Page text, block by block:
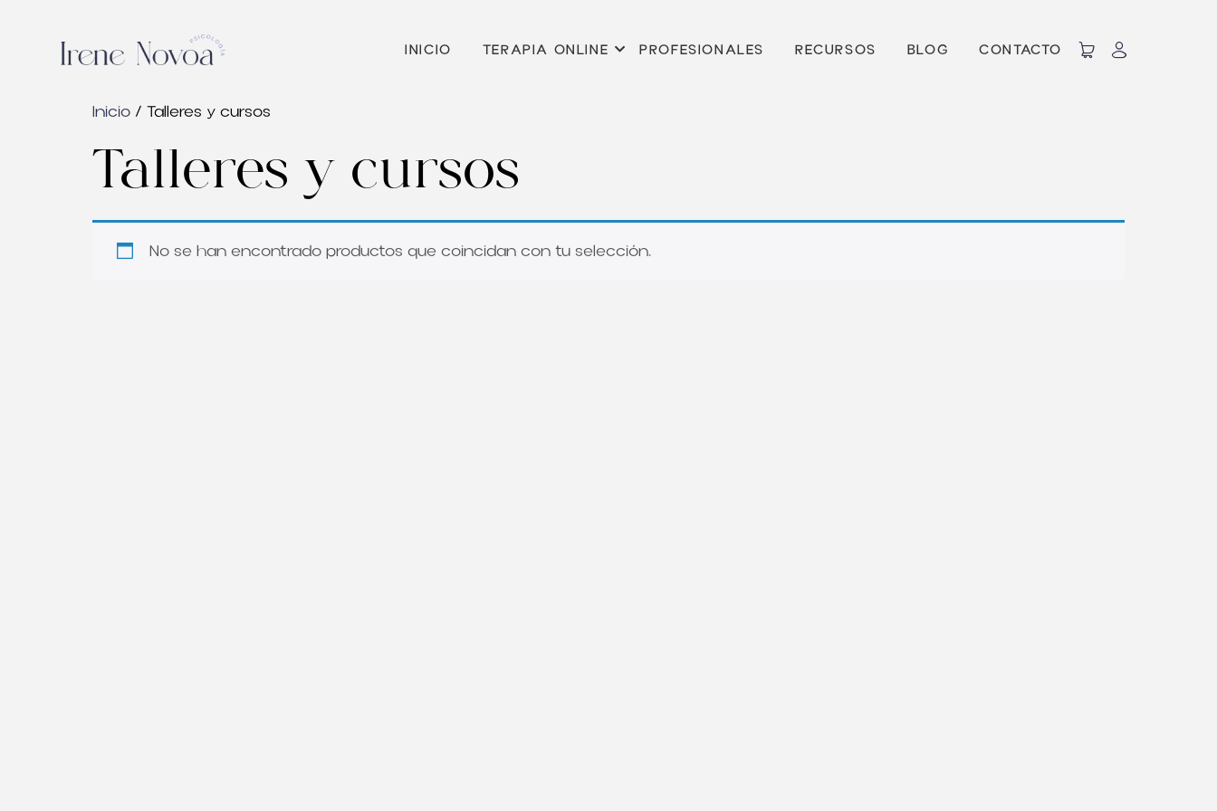
INICIO TERAPIA ONLINE PROFESIONALES RECURSOS BLOG CONTACTO
Inicio / Talleres y cursos
Talleres y cursos
No se han encontrado productos que coincidan con tu selección.